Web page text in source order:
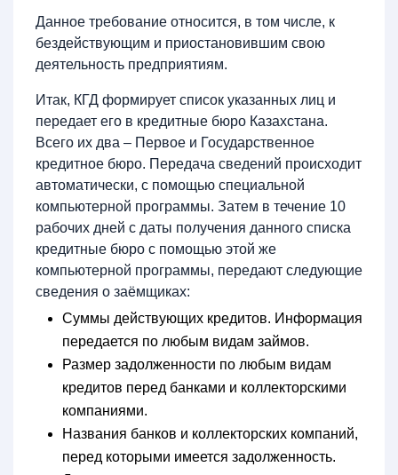
Данное требование относится, в том числе, к
бездействующим и приостановившим свою
деятельность предприятиям.
Итак, КГД формирует список указанных лиц и
передает его в кредитные бюро Казахстана.
Всего их два – Первое и Государственное
кредитное бюро. Передача сведений происходит
автоматически, с помощью специальной
компьютерной программы. Затем в течение 10
рабочих дней с даты получения данного списка
кредитные бюро с помощью этой же
компьютерной программы, передают следующие
сведения о заёмщиках:
Суммы действующих кредитов. Информация
передается по любым видам займов.
Размер задолженности по любым видам
кредитов перед банками и коллекторскими
компаниями.
Названия банков и коллекторских компаний,
перед которыми имеется задолженность.